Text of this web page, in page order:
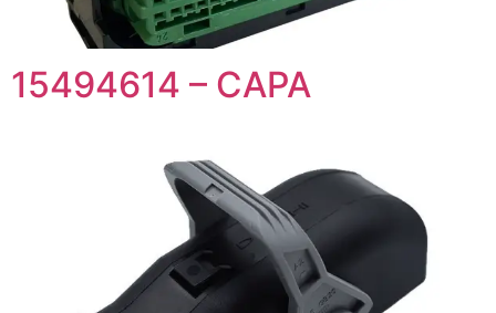
15494614 – CAPA